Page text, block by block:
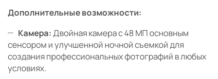
Дополнительные возможности:
Камера: Двойная камера с 48 МП основным
сенсором и улучшенной ночной съемкой для
создания профессиональных фотографий в любых
условиях.